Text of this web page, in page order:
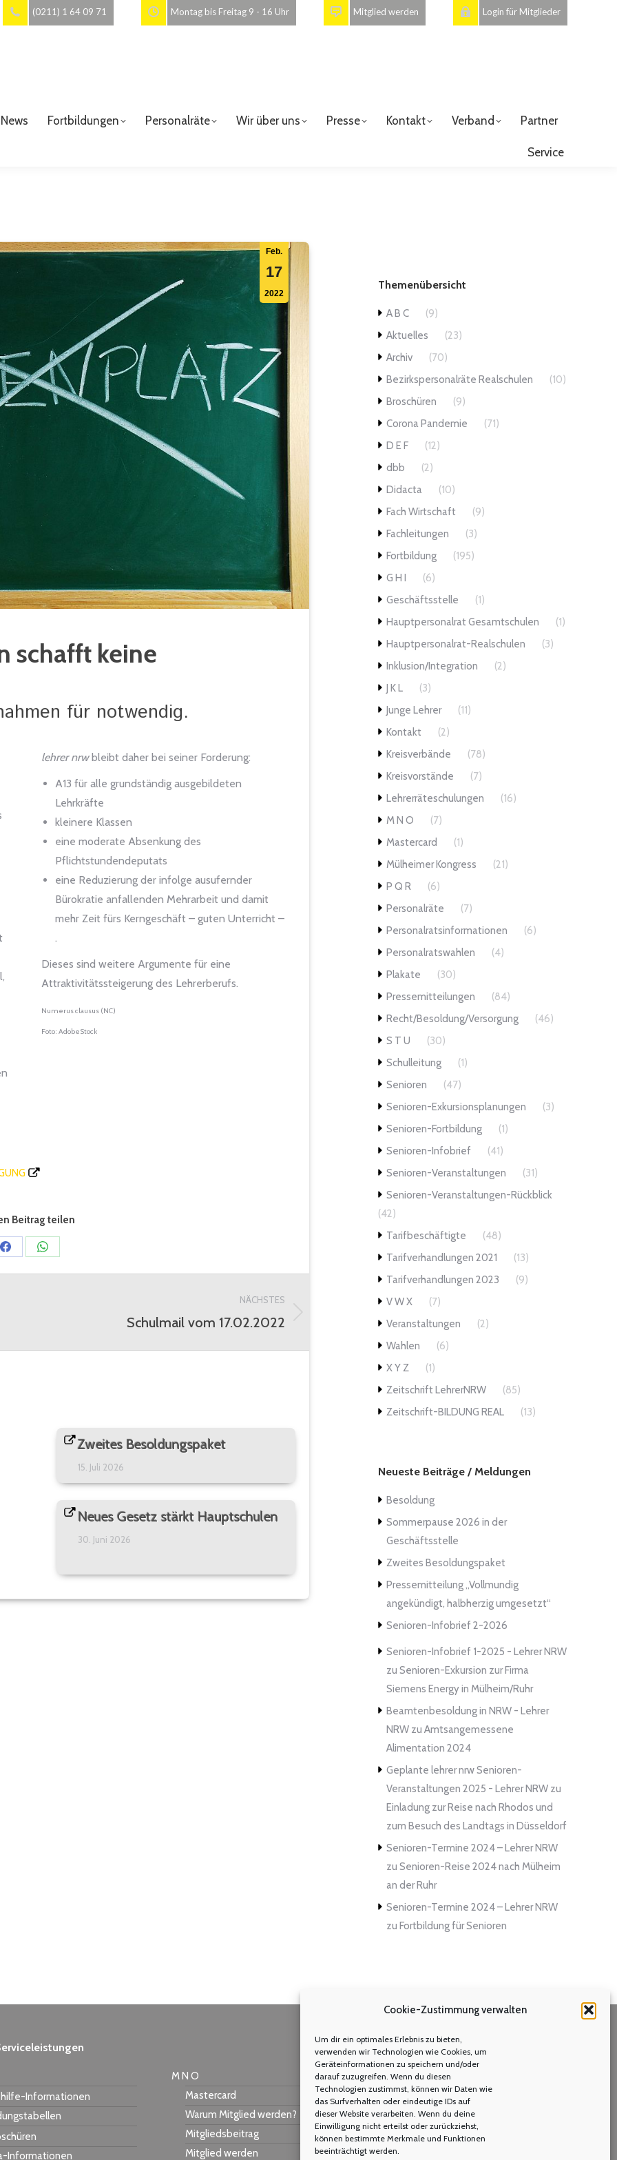
Cookie-Zustimmung verwalten
Um dir ein optimales Erlebnis zu bieten,
verwenden wir Technologien wie Cookies, um
Geräteinformationen zu speichern und/oder
darauf zuzugreifen. Wenn du diesen
Technologien zustimmst, können wir Daten wie
das Surfverhalten oder eindeutige IDs auf
dieser Website verarbeiten. Wenn du deine
Einwilligung nicht erteilst oder zurückziehst,
können bestimmte Merkmale und Funktionen
beeinträchtigt werden.
(0211) 1 64 09 71 Montag bis Freitag 9 - 16 Uhr Mitglied werden Login für Mitglieder
News Fortbildungen Personalräte Wir über uns Presse Kontakt Verband Partner
Service
Feb.
17
2022
schafft keine
für notwendig.
lehrer nrwbleibt daher bei seiner Forderung:
A13 für alle grundständig ausgebildeten
Lehrkräfte
kleinere Klassen
eine moderate Absenkung des
Pflichtstundendeputats
eine Reduzierung der infolge ausufernder
Bürokratie anfallenden Mehrarbeit und damit
mehr Zeit fürs Kerngeschäft – guten Unterricht –
.
Dieses sind weitere Argumente für eine
Attraktivitätssteigerung des Lehrerberufs.
Numerus clausus (NC)
Foto: AdobeStock
Beitrag teilen
Share
on
Share
on
NÄCHSTES
Schulmail vom 17.02.2022
Zweites Besoldungspaket
15. Juli 2026
Neues Gesetz stärkt Hauptschulen
30. Juni 2026
Themenübersicht
A B C
(9)
Aktuelles
(23)
Archiv
(70)
Bezirkspersonalräte Realschulen
(10)
Broschüren
(9)
Corona Pandemie
(71)
D E F
(12)
dbb
(2)
Didacta
(10)
Fach Wirtschaft
(9)
Fachleitungen
(3)
Fortbildung
(195)
G H I
(6)
Geschäftsstelle
(1)
Hauptpersonalrat Gesamtschulen
(1)
Hauptpersonalrat-Realschulen
(3)
Inklusion/Integration
(2)
J K L
(3)
Junge Lehrer
(11)
Kontakt
(2)
Kreisverbände
(78)
Kreisvorstände
(7)
Lehrerräteschulungen
(16)
M N O
(7)
Mastercard
(1)
Mülheimer Kongress
(21)
P Q R
(6)
Personalräte
(7)
Personalratsinformationen
(6)
Personalratswahlen
(4)
Plakate
(30)
Pressemitteilungen
(84)
Recht/Besoldung/Versorgung
(46)
S T U
(30)
Schulleitung
(1)
Senioren
(47)
Senioren-Exkursionsplanungen
(3)
Senioren-Fortbildung
(1)
Senioren-Infobrief
(41)
Senioren-Veranstaltungen
(31)
Senioren-Veranstaltungen-Rückblick
(42)
Tarifbeschäftigte
(48)
Tarifverhandlungen 2021
(13)
Tarifverhandlungen 2023
(9)
V W X
(7)
Veranstaltungen
(2)
Wahlen
(6)
X Y Z
(1)
Zeitschrift LehrerNRW
(85)
Zeitschrift-BILDUNG REAL
(13)
Neueste Beiträge / Meldungen
Besoldung
Sommerpause 2026 in der
Geschäftsstelle
Zweites Besoldungspaket
Pressemitteilung „Vollmundig
angekündigt, halbherzig umgesetzt“
Senioren-Infobrief 2-2026
Senioren-Infobrief 1-2025 - Lehrer NRW
zu Senioren-Exkursion zur Firma
Siemens Energy in Mülheim/Ruhr
Beamtenbesoldung in NRW - Lehrer
NRW zu Amtsangemessene
Alimentation 2024
Geplante lehrer nrw Senioren-
Veranstaltungen 2025 - Lehrer NRW zu
Einladung zur Reise nach Rhodos und
zum Besuch des Landtags in Düsseldorf
Senioren-Termine 2024 – Lehrer NRW
zu Senioren-Reise 2024 nach Mülheim
an der Ruhr
Senioren-Termine 2024 – Lehrer NRW
zu Fortbildung für Senioren
Informationen
Informationen
M N O
Mastercard
Warum Mitglied werden?
Mitgliedsbeitrag
Mitglied werden
Volltextsuche
Search: